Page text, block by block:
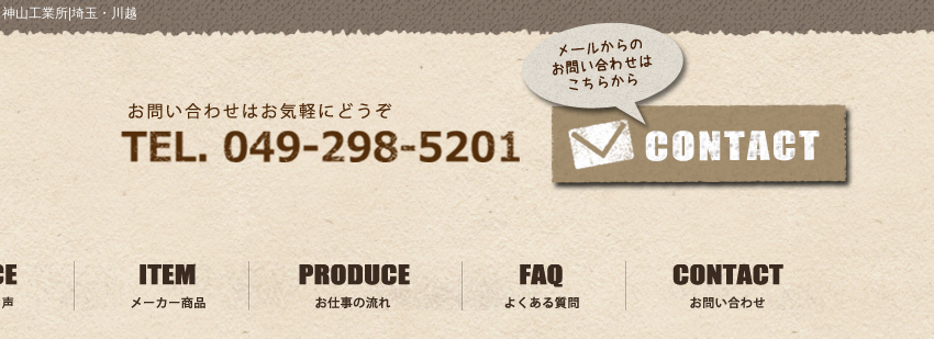
山工業所|埼玉・川越